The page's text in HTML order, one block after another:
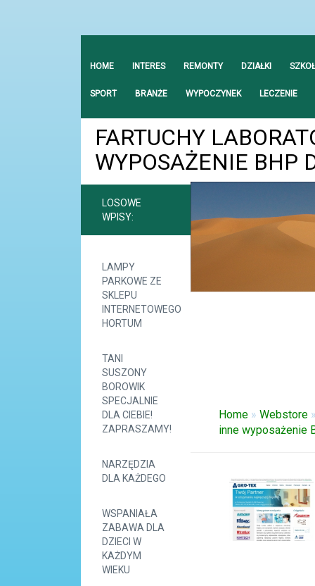
HOME INTERES REMONTY DZIAŁKI
SPORT BRANŻE WYPOCZYNEK LECZENIE
FARTUCHY
WYPOSAŻENIE BHP
LOSOWE
WPISY:
LAMPY
PARKOWE ZE
SKLEPU
INTERNETOWEGO
HORTUM
TANI
SUSZONY
BOROWIK
SPECJALNIE
DLA CIEBIE!
ZAPRASZAMY!
NARZĘDZIA
DLA KAŻDEGO
WSPANIAŁA
ZABAWA DLA
DZIECI W
KAŻDYM
WIEKU
Home »Webstore
inne wyposażenie